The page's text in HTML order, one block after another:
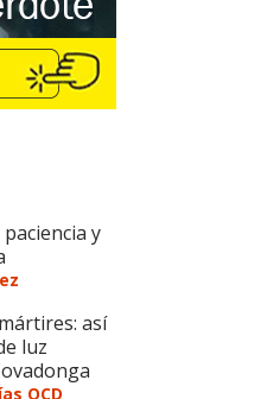
y
así
luz
OCD